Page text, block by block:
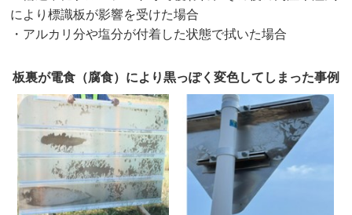
により標識板が影響を受けた場合
・アルカリ分や塩分が付着した状態で拭いた場合
板裏が電食（腐食）により黒っぽく変色してしまった事例